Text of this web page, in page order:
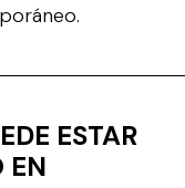
ESTAR
EN